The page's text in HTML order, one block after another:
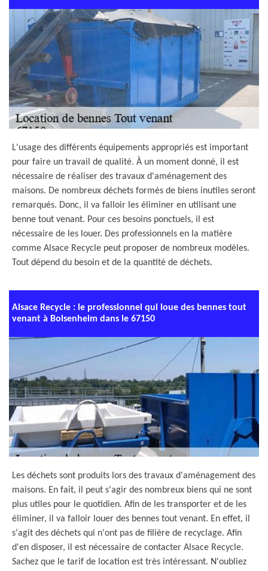
L'usage des différents équipements appropriés est important
pour faire un travail de qualité. À un moment donné, il est
nécessaire de réaliser des travaux d'aménagement des
maisons. De nombreux déchets formés de biens inutiles seront
remarqués. Donc, il va falloir les éliminer en utilisant une
benne tout venant. Pour ces besoins ponctuels, il est
nécessaire de les louer. Des professionnels en la matière
comme Alsace Recycle peut proposer de nombreux modèles.
Tout dépend du besoin et de la quantité de déchets.
Alsace Recycle : le professionnel qui loue des bennes tout
venant à Bolsenheim dans le 67150
Les déchets sont produits lors des travaux d'aménagement des
maisons. En fait, il peut s'agir des nombreux biens qui ne sont
plus utiles pour le quotidien. Afin de les transporter et de les
éliminer, il va falloir louer des bennes tout venant. En effet, il
s'agit des déchets qui n'ont pas de filière de recyclage. Afin
d'en disposer, il est nécessaire de contacter Alsace Recycle.
Sachez que le tarif de location est très intéressant. N'oubliez